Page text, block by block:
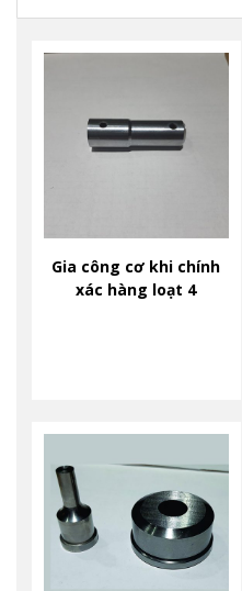
Gia công cơ khi chính
xác hàng loạt 4